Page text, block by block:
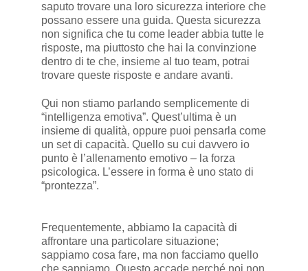
saputo trovare una loro sicurezza interiore che
possano essere una guida. Questa sicurezza
non significa che tu come leader abbia tutte le
risposte, ma piuttosto che hai la convinzione
dentro di te che, insieme al tuo team, potrai
trovare queste risposte e andare avanti.
Qui non stiamo parlando semplicemente di
“intelligenza emotiva”. Quest’ultima è un
insieme di qualità, oppure puoi pensarla come
un set di capacità. Quello su cui davvero io
punto è l’allenamento emotivo – la forza
psicologica. L’essere in forma è uno stato di
“prontezza”.
Frequentemente, abbiamo la capacità di
affrontare una particolare situazione;
sappiamo cosa fare, ma non facciamo quello
che sappiamo. Questo accade perché noi non